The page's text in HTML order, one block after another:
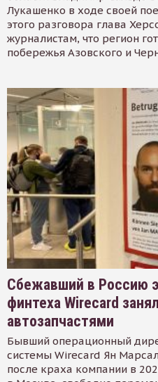
Лукашенко в ходе своей
этого разговора глава
журналистам, что регион
побережья Азовского и
Сбежавший в Россию
финтеха Wirecard
автозапчастями
Бывший операционный
системы Wirecard Ян
после краха компании в